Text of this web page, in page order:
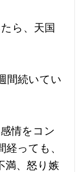
ら、天国
間続いてい
情をコン
っても、
満、怒り嫉